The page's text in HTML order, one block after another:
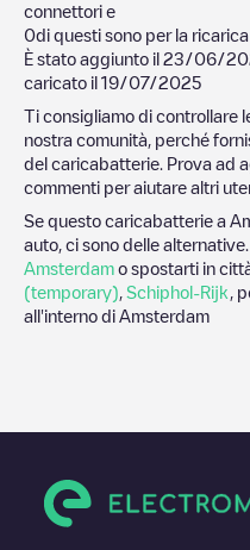
connettori e
0di questi sono per la ricarica
È stato aggiunto il 23/06/
caricato il 19/07/2025
Ti consigliamo di controllare
nostra comunità, perché
del caricabatterie. Prova ad
commenti per aiutare altri
Se questo caricabatterie a
auto, ci sono delle
Amsterdam o spostarti in
(temporary) Schiphol-Rijk
,
all'interno di Amsterdam